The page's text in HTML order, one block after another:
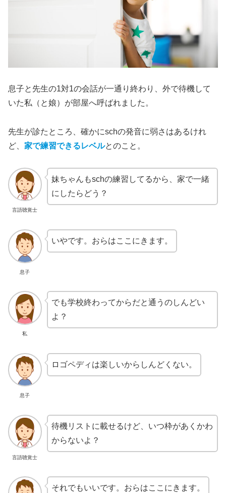
息子と先生の1対1の会話が一通り終わり、外で待機して
いた私（と娘）が部屋へ呼ばれました。
先生が診たところ、確かにschの発音に弱さはあるけれ
ど、 家で練習できるレベルとのこと。
言語聴覚士
妹ちゃんもschの練習してるから、家で一緒
にしたらどう？
息子
いやです。おらはここにきます。
私
でも学校終わってからだと通うのしんどい
よ？
息子
ロゴペディは楽しいからしんどくない。
言語聴覚士
待機リストに載せるけど、いつ枠があくかわ
からないよ？
それでもいいです。おらはここにきます。